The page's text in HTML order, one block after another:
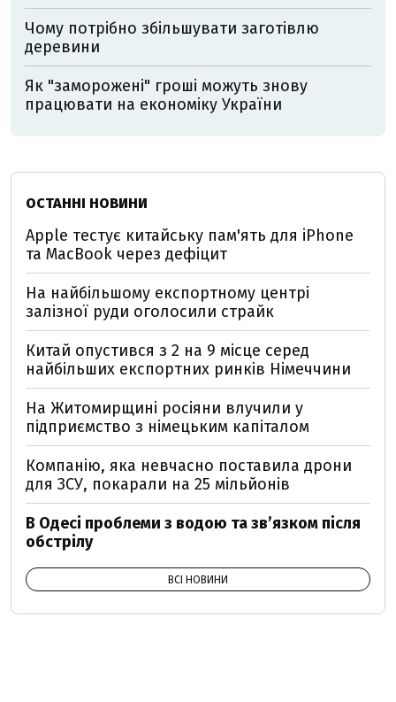
Чому потрібно збільшувати заготівлю
деревини
Як "заморожені" гроші можуть знову
працювати на економіку України
ОСТАННІ НОВИНИ
Apple тестує китайську пам'ять для iPhone
та MacBook через дефіцит
На найбільшому експортному центрі
залізної руди оголосили страйк
Китай опустився з 2 на 9 місце серед
найбільших експортних ринків Німеччини
На Житомирщині росіяни влучили у
підприємство з німецьким капіталом
Компанію, яка невчасно поставила дрони
для ЗСУ, покарали на 25 мільйонів
В Одесі проблеми з водою та звʼязком після
обстрілу
ВСІ НОВИНИ